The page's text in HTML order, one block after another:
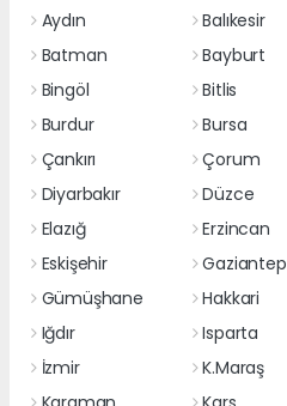
Aydın
Balıkesir
Batman
Bayburt
Bingöl
Bitlis
Burdur
Bursa
Çankırı
Çorum
Diyarbakır
Düzce
Elazığ
Erzincan
Eskişehir
Gaziantep
Gümüşhane
Hakkari
Iğdır
Isparta
İzmir
K.Maraş